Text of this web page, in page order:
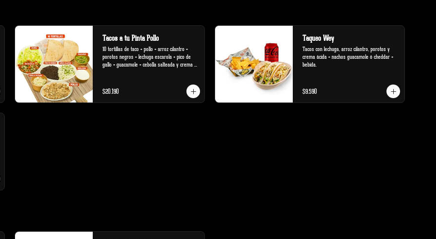
Tacos a tu Pinta Pollo
10 tortillas de taco + pollo + arroz cilantro +
porotos negros + lechuga escarola + pico de
gallo + guacamole + cebolla salteada y crema
$20.190
Taqueo Wey
Tacos con lechuga, arroz cilantro, porotos y
crema ácida + nachos guacamole ó cheddar +
bebida.
$9.590